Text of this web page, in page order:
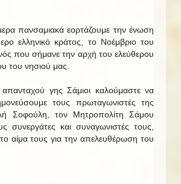
πανσαμιακά εορτάζουμε την ένωση
ελληνικό κράτος, το Νοέμβριο του
που σήμανε την αρχή του ελεύθερου
του νησιού μας.
γης Σάμιοι καλούμαστε να
τους πρωταγωνιστές της
Σοφούλη, τον Μητροπολίτη Σάμου
συνεργάτες και συναγωνιστές τους,
αίμα τους για την απελευθέρωση του